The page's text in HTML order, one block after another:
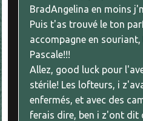
BradAngelina en moins
Puis t'as trouvé le ton
accompagne en
Pascale!!!
Allez, good luck pour
stérile! Les lofteurs, i
enfermés, et avec des
ferais dire, ben i z'ont dit